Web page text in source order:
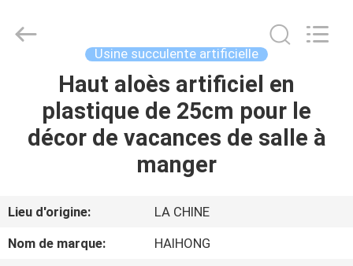
MAISON
PRODUITS
À
Usine succulente artificielle
Haut aloès artificiel en
plastique de 25cm pour le
décor de vacances de salle à
manger
Lieu d'origine:
LA CHINE
Nom de marque:
HAIHONG